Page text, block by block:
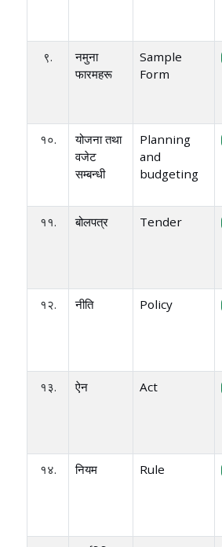
९.
नमुना
फारमहरू
Sample
Form
१०.
योजना तथा
वजेट
सम्बन्धी
Planning
and
budgeting
११. बोलपत्र Tender
१२. नीति Policy
१३. ऐन Act
१४. नियम Rule